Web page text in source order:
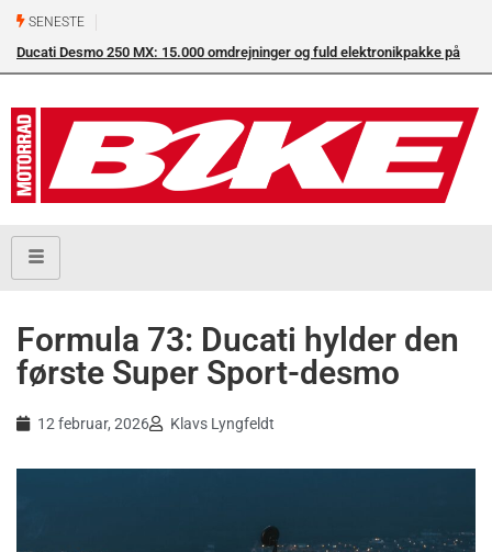
SENESTE
Ducati Desmo 250 MX: 15.000 omdrejninger og fuld elektronikpakke på
Formula 73: Ducati hylder den
første Super Sport-desmo
12 februar, 2026 Klavs Lyngfeldt